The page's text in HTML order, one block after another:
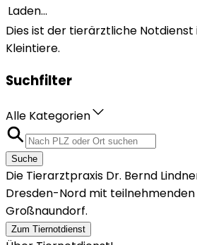
Laden...
Dies ist der tierärztliche
Kleintiere.
Suchfilter
Alle Kategorien
Suche
Die Tierarztpraxis Dr. Bernd
Dresden-Nord mit teilnehmenden
Großnaundorf.
Zum Tiernotdienst